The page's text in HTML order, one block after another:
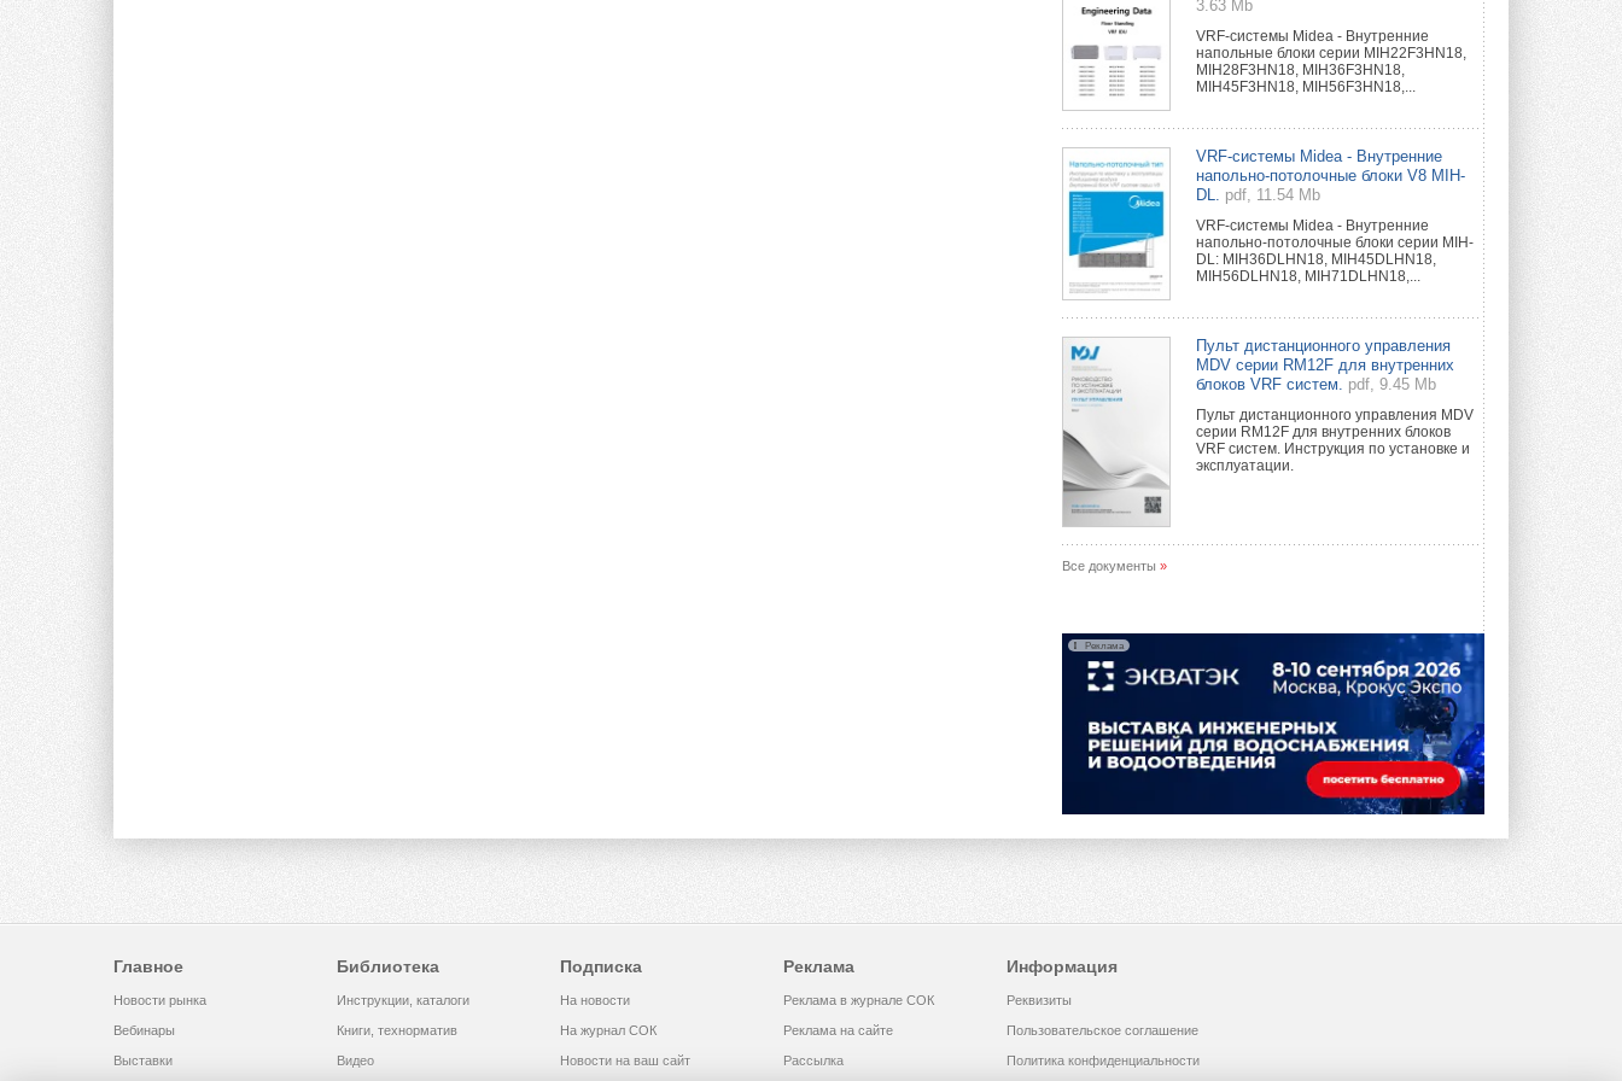
3.63 Mb
VRF-системы Midea - Внутренние
напольные блоки серии MIH22F3HN18,
MIH28F3HN18, MIH36F3HN18,
MIH45F3HN18, MIH56F3HN18,...
VRF-системы Midea - Внутренние
напольно-потолочные блоки V8 MIH-
DL.
pdf, 11.54 Mb
VRF-системы Midea - Внутренние
напольно-потолочные блоки серии MIH-
DL: MIH36DLHN18, MIH45DLHN18,
MIH56DLHN18, MIH71DLHN18,...
Пульт дистанционного управления
MDV серии RM12F для внутренних
блоков VRF систем.
pdf, 9.45 Mb
Пульт дистанционного управления MDV
серии RM12F для внутренних блоков
VRF систем. Инструкция по установке и
эксплуатации.
Все документы »
Реклама
Главное
Новости рынка
Вебинары
Выставки
Библиотека
Инструкции, каталоги
Книги, технорматив
Видео
Подписка
На новости
На журнал СОК
Новости на ваш сайт
Реклама
Реклама в журнале СОК
Реклама на сайте
Рассылка
Информация
Реквизиты
Пользовательское соглашение
Политика конфиденциальности